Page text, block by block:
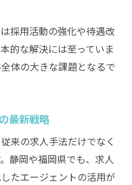
採用活動の強化や待遇改
的な解決には至っていま
体の大きな課題となるで
最新戦略
来の求人手法だけでなく
静岡や福岡県でも、求人
たエージェントの活用が